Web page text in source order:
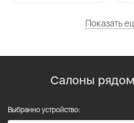
Показать
Салоны
Выбранно устройство: